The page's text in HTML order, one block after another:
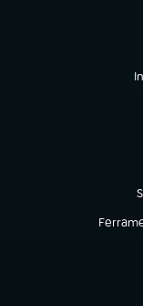
(abre